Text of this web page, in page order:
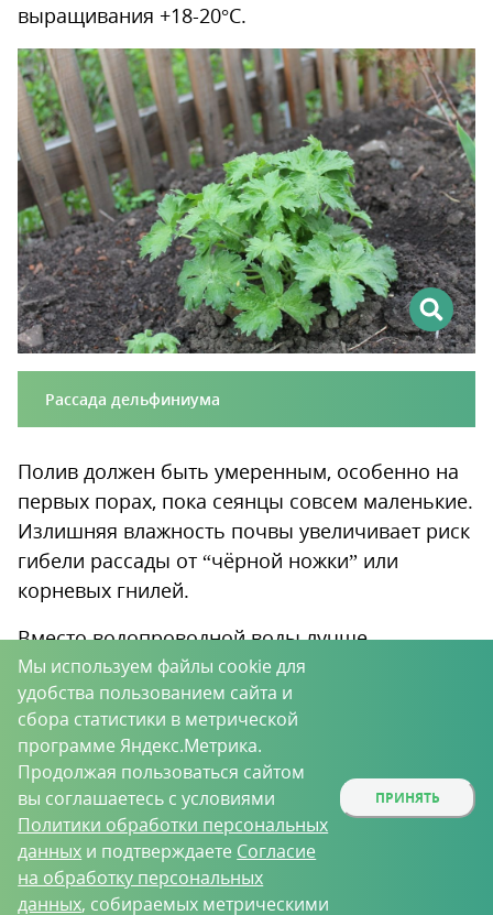
выращивания +18-20°С.
Рассада дельфиниума
Полив должен быть умеренным, особенно на
первых порах, пока сеянцы совсем маленькие.
Излишняя влажность почвы увеличивает риск
гибели рассады от “чёрной ножки” или
корневых гнилей.
Вместо водопроводной воды лучше
использовать раствор препаратов с сенной
палочкой:“Бактерра”,“Фитоспорин”,
“Алирин”, “Гамаир”. Бактерии поселяются в
корнях растений, выделяют антибиотические
вещества и стимуляторы роста, что
способствует развитию сеянцев и укреплению
их иммунитета.
Мы используем файлы cookie для
удобства пользованием сайта и
сбора статистики в метрической
программе Яндекс.Метрика.
Продолжая пользоваться сайтом
вы соглашаетесь с условиями
Политики обработки персональных
данных и подтверждаете Согласие
на обработку персональных
данных, собираемых метрическими
ПРИНЯТЬ